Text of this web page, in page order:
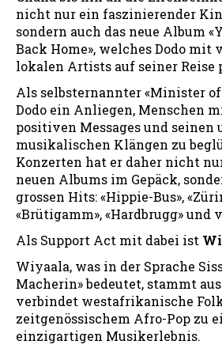
nicht nur ein faszinierender
sondern auch das neue Album
Back Home», welches Dodo mit
lokalen Artists auf seiner Reise
Als selbsternannter «Minister of
Dodo ein Anliegen, Menschen
positiven Messages und
musikalischen Klängen zu
Konzerten hat er daher nicht
neuen Albums im Gepäck,
grossen Hits: «Hippie-Bus»,
«Brütigamm», «Hardbrugg» und
Als Support Act mit dabei ist
Wiyaala, was in der Sprache
Macherin» bedeutet, stammt
verbindet westafrikanische
zeitgenössischem Afro-Pop zu
einzigartigen Musikerlebnis.